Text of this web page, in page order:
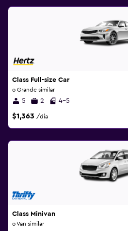
Class Full-size Car
o Grande similar
5 2 4-5
$1,363 /día
Class Minivan
o Van similar